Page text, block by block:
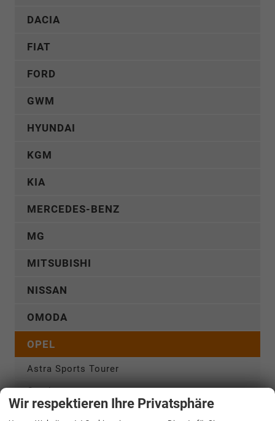
DACIA
FIAT
FORD
GWM
HYUNDAI
KGM
KIA
MERCEDES-BENZ
MG
MITSUBISHI
NISSAN
OMODA
OPEL
Astra Sports Tourer
Combo
Combo Cargo
Wir respektieren Ihre Privatsphäre